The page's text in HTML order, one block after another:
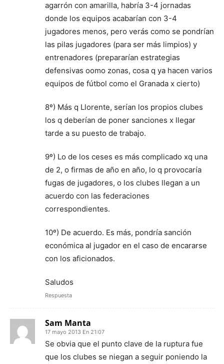
agarrón con amarilla, habría 3-4 jornadas
donde los equipos acabarían con 3-4
jugadores menos, pero verás como se pondrían
las pilas jugadores (para ser más limpios) y
entrenadores (prepararían estrategias
defensivas oomo zonas, cosa q ya hacen varios
equipos de fútbol como el Granada x cierto)
8º) Más q Llorente, serían los propios clubes
los q deberían de poner sanciones x llegar
tarde a su puesto de trabajo.
9º) Lo de los ceses es más complicado xq una
de 2, o firmas de año en año, lo q provocaría
fugas de jugadores, o los clubes llegan a un
acuerdo con las federaciones
correspondientes.
10º) De acuerdo. Es más, pondría sanción
económica al jugador en el caso de encararse
con los aficionados.
Saludos
Respuesta
Sam Manta
17 mayo 2013 En 21:07
Se obvia que el punto clave de la ruptura fue
que los clubes se niegan a seguir poniendo la